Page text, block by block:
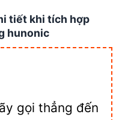
tiết khi tích hợp
hunonic
gọi thẳng đến